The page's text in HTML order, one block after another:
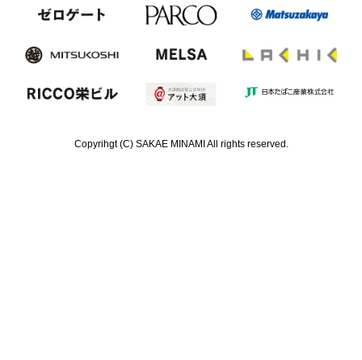
Copyrihgt (C) SAKAE MINAMI All rights reserved.